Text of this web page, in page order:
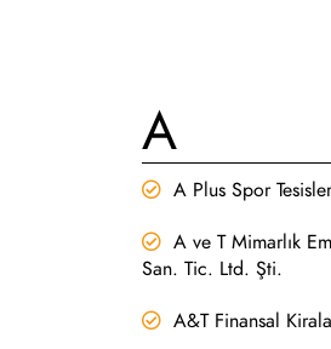
A
A Plus Spor
A ve T Mimarlık
San. Tic. Ltd. Şti.
A&T Finansal